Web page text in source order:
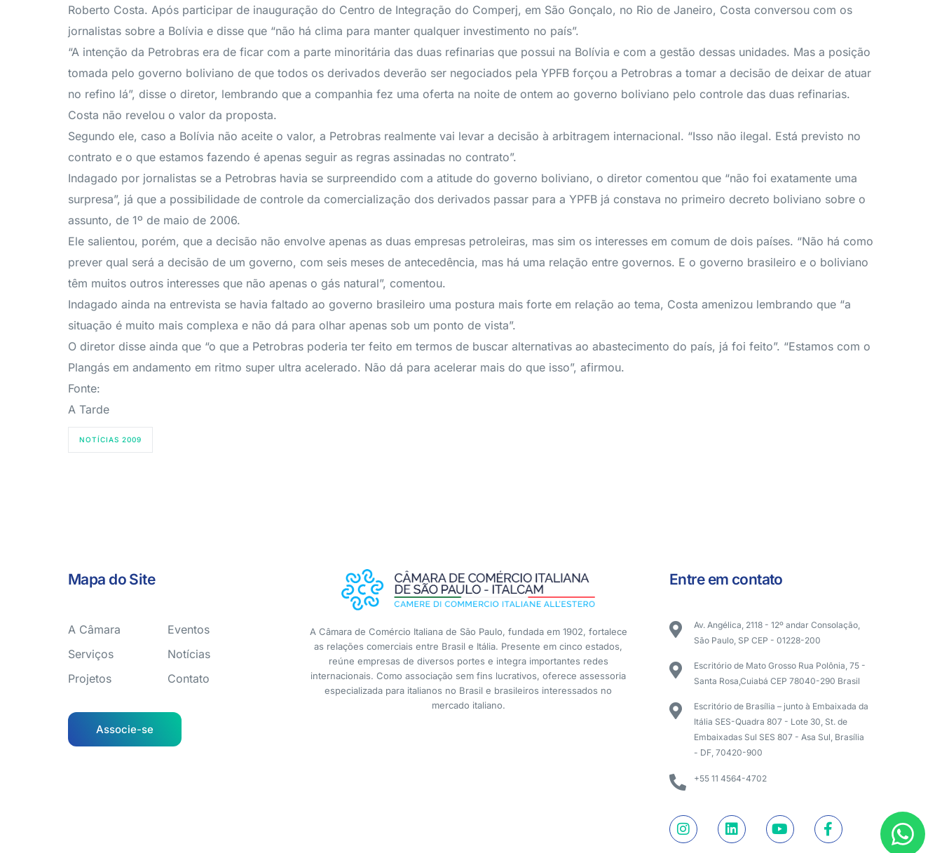
Roberto Costa. Após participar de inauguração do Centro de Integração do Comperj, em São Gonçalo, no Rio de Janeiro, Costa conversou com os
jornalistas sobre a Bolívia e disse que “não há clima para manter qualquer investimento no país”.
“A intenção da Petrobras era de ficar com a parte minoritária das duas refinarias que possui na Bolívia e com a gestão dessas unidades. Mas a posição
tomada pelo governo boliviano de que todos os derivados deverão ser negociados pela YPFB forçou a Petrobras a tomar a decisão de deixar de atuar
no refino lá”, disse o diretor, lembrando que a companhia fez uma oferta na noite de ontem ao governo boliviano pelo controle das duas refinarias.
Costa não revelou o valor da proposta.
Segundo ele, caso a Bolívia não aceite o valor, a Petrobras realmente vai levar a decisão à arbitragem internacional. “Isso não ilegal. Está previsto no
contrato e o que estamos fazendo é apenas seguir as regras assinadas no contrato”.
Indagado por jornalistas se a Petrobras havia se surpreendido com a atitude do governo boliviano, o diretor comentou que “não foi exatamente uma
surpresa”, já que a possibilidade de controle da comercialização dos derivados passar para a YPFB já constava no primeiro decreto boliviano sobre o
assunto, de 1º de maio de 2006.
Ele salientou, porém, que a decisão não envolve apenas as duas empresas petroleiras, mas sim os interesses em comum de dois países. “Não há como
prever qual será a decisão de um governo, com seis meses de antecedência, mas há uma relação entre governos. E o governo brasileiro e o boliviano
têm muitos outros interesses que não apenas o gás natural”, comentou.
Indagado ainda na entrevista se havia faltado ao governo brasileiro uma postura mais forte em relação ao tema, Costa amenizou lembrando que “a
situação é muito mais complexa e não dá para olhar apenas sob um ponto de vista”.
O diretor disse ainda que “o que a Petrobras poderia ter feito em termos de buscar alternativas ao abastecimento do país, já foi feito”. “Estamos com o
Plangás em andamento em ritmo super ultra acelerado. Não dá para acelerar mais do que isso”, afirmou.
Fonte:
A Tarde
NOTÍCIAS 2009
Mapa do Site
A Câmara
Serviços
Projetos
Eventos
Notícias
Contato
Associe-se
A Câmara de Comércio Italiana de São Paulo, fundada em 1902, fortalece
as relações comerciais entre Brasil e Itália. Presente em cinco estados,
reúne empresas de diversos portes e integra importantes redes
internacionais. Como associação sem fins lucrativos, oferece assessoria
especializada para italianos no Brasil e brasileiros interessados no
mercado italiano.
Entre em contato
Av. Angélica, 2118 - 12º andar Consolação,
São Paulo, SP CEP - 01228-200
Escritório de Mato Grosso Rua Polônia, 75 -
Santa Rosa,Cuiabá CEP 78040-290 Brasil
Escritório de Brasília – junto à Embaixada da
Itália SES-Quadra 807 - Lote 30, St. de
Embaixadas Sul SES 807 - Asa Sul, Brasília
- DF, 70420-900
+55 11 4564-4702